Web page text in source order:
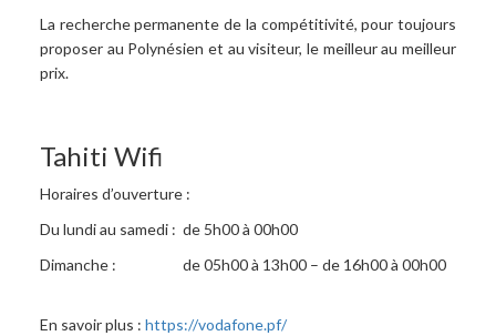
La recherche permanente de la compétitivité, pour toujours
proposer au Polynésien et au visiteur, le meilleur au meilleur
prix.
Tahiti Wifi
Horaires d’ouverture :
Du lundi au samedi : de 5h00 à 00h00
Dimanche : de 05h00 à 13h00 – de 16h00 à 00h00
En savoir plus : https://vodafone.pf/